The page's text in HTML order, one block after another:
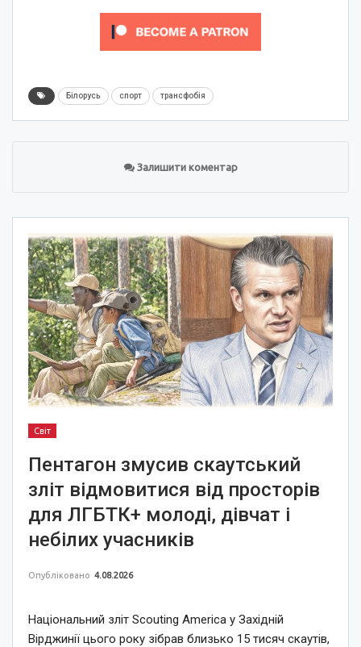
Білорусь спорт трансфобія
Залишити коментар
Світ
Пентагон змусив скаутський
зліт відмовитися від просторів
для ЛГБТК+ молоді, дівчат і
небілих учасників
Опубліковано 4.08.2026
Національний зліт Scouting America у Західній
Вірджинії цього року зібрав близько 15 тисяч скаутів,